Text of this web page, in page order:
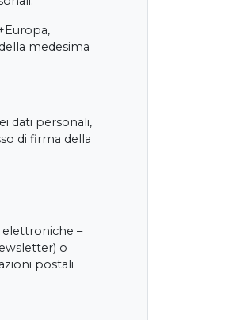
medesima
dati personali,
di firma della
elettroniche –
o
postali